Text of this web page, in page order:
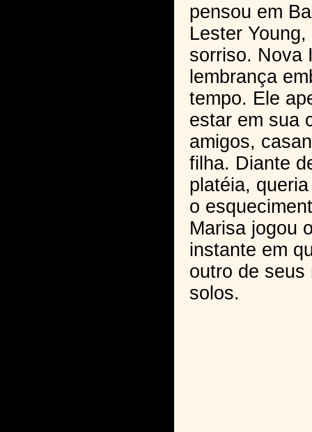
pensou em
Lester
sorriso. Nova
lembrança
tempo. Ele
estar em sua
amigos,
filha. Diante
platéia,
o
Marisa jogou
instante em
outro de seus
solos.